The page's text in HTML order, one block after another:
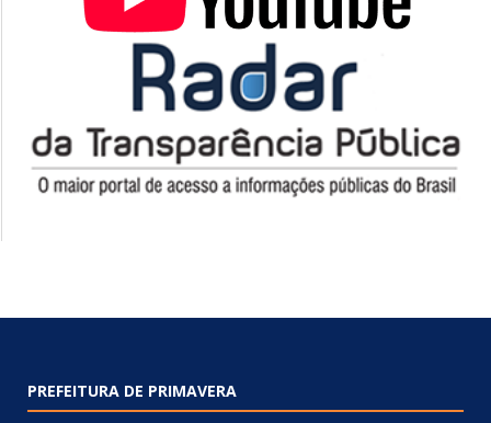
PREFEITURA DE PRIMAVERA